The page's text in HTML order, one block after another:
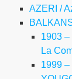
AZERI /
1903
La
1999 –